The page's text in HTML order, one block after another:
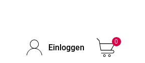
Einloggen
0